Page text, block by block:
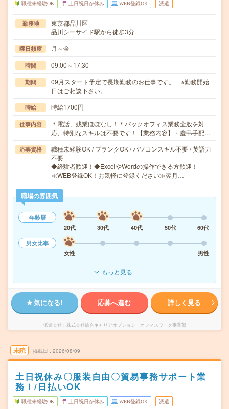
職種未経験OK 土日祝日が休み WEB登録OK 派遣
勤務地
東京都品川区
品川シーサイド駅から徒歩3分
曜日頻度 月～金
時間 09:00～17:30
期間
09月スタート予定で長期勤務のお仕事です。 ※勤務開始
日はご相談下さい。
時給 時給1700円
仕事内容
＊電話、残業ほぼなし！＊バックオフィス業務全般を対
応、特別なスキルは不要です！【業務内容】・慶弔手配…
応募資格
職種未経験OK / ブランクOK / パソコンスキル不要 / 英語力
不要
◆経験者歓迎！◆ExcelやWordの操作できる方歓迎！
≪WEB登録OK！お気軽に登録ください≫翌月…
職場の雰囲気
年齢層
20代
30代 40代 50代
60代
男女比率
女性
男性
もっと見る
気になる! 応募へ進む 詳しく見る
派遣会社 株式会社綜合キャリアオプション オフィスワーク事業部
未読 掲載日 2026/08/09
土日祝休み〇服装自由〇貿易事務サポート業
務！/日払いOK
職種未経験OK 土日祝日が休み WEB登録OK 派遣